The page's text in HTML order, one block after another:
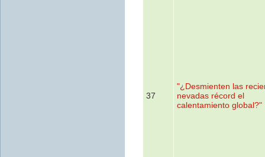
37
"¿Desmienten las
nevadas récord el
calentamiento global?"